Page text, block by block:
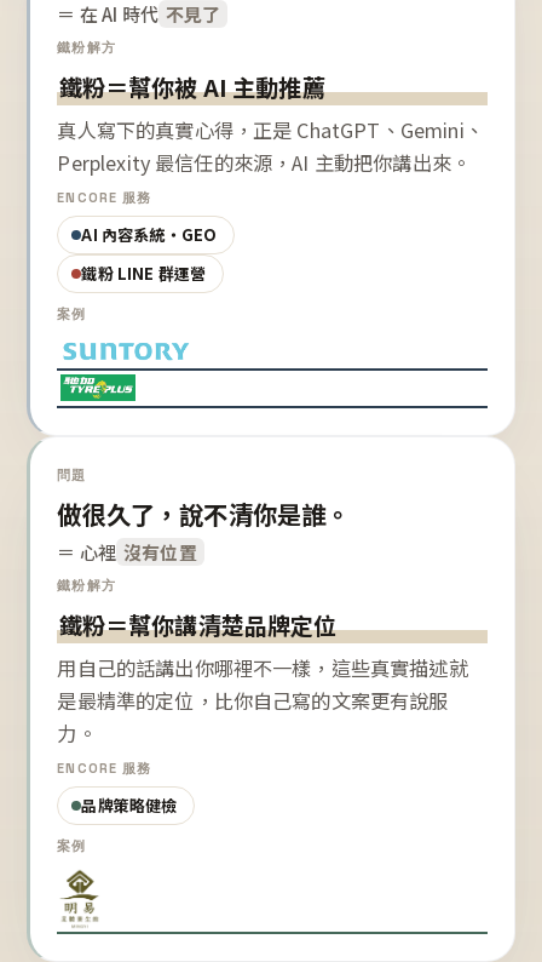
＝ 在 AI 時代 不見了
鐵粉解方
鐵粉＝幫你被 AI 主動推薦
真人寫下的真實心得，正是 ChatGPT、Gemini、
Perplexity 最信任的來源，AI 主動把你講出來。
ENCORE 服務
AI 內容系統・GEO
鐵粉 LINE 群運營
案例
問題
做很久了，說不清你是誰。
＝ 心裡 沒有位置
鐵粉解方
鐵粉＝幫你講清楚品牌定位
用自己的話講出你哪裡不一樣，這些真實描述就
是最精準的定位，比你自己寫的文案更有說服
力。
ENCORE 服務
品牌策略健檢
案例